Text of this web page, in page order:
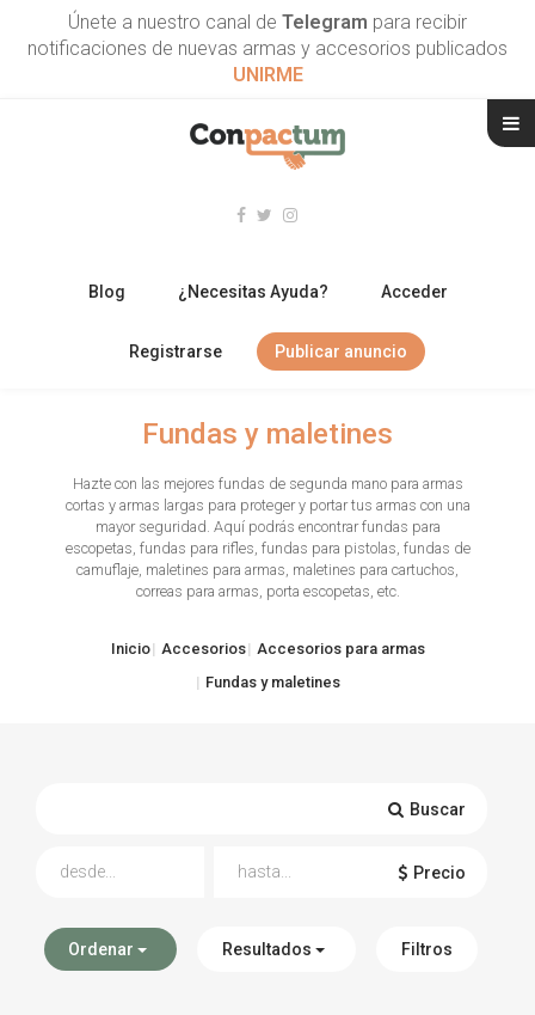
Únete a nuestro canal de Telegram para recibir
notificaciones de nuevas armas y accesorios publicados
UNIRME
Blog ¿Necesitas Ayuda? Acceder
Registrarse Publicar anuncio
ARMAS CORTAS
TIRO Y COMPETICIÓN
Fundas y maletines
Hazte con las mejores fundas de segunda mano para armas
cortas y armas largas para proteger y portar tus armas con una
mayor seguridad. Aquí podrás encontrar fundas para
escopetas, fundas para rifles, fundas para pistolas, fundas de
camuflaje, maletines para armas, maletines para cartuchos,
correas para armas, porta escopetas, etc.
Inicio Accesorios
Accesorios para armas
Fundas y maletines
Buscar
Precio
Ordenar Resultados Filtros